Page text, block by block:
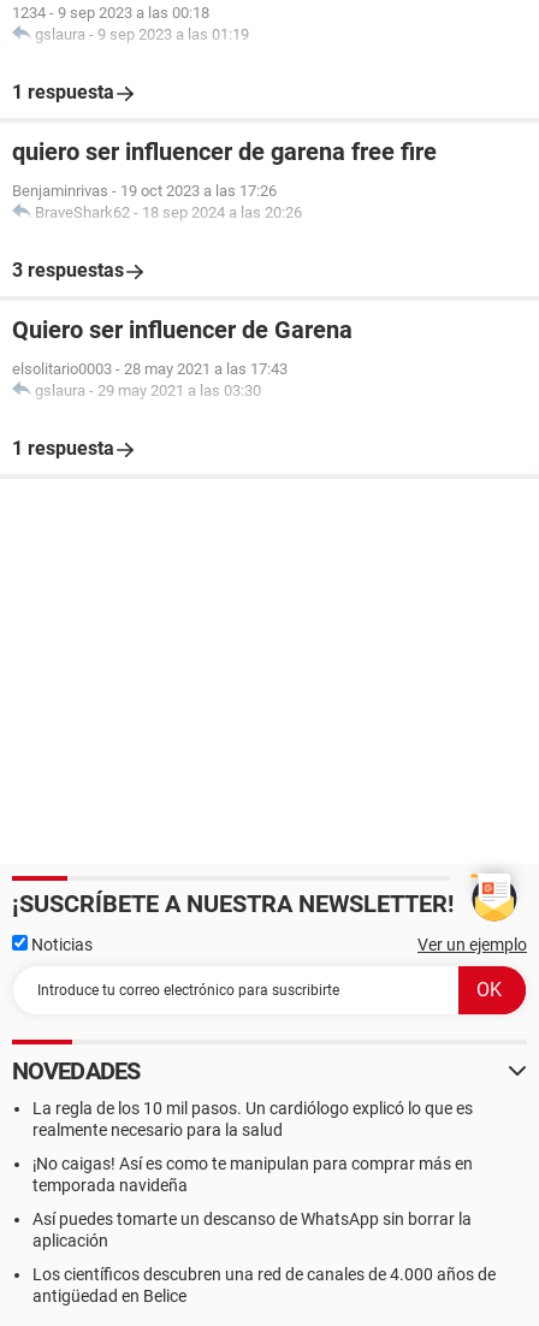
1234 - 9 sep 2023 a las 00:18
gslaura - 9 sep 2023 a las 01:19
1 respuesta
quiero ser influencer de garena free fire
Benjaminrivas - 19 oct 2023 a las 17:26
BraveShark62 - 18 sep 2024 a las 20:26
3 respuestas
Quiero ser influencer de Garena
elsolitario0003 - 28 may 2021 a las 17:43
gslaura - 29 may 2021 a las 03:30
1 respuesta
¡SUSCRÍBETE A NUESTRA NEWSLETTER!
Noticias Ver un ejemplo
NOVEDADES
La regla de los 10 mil pasos. Un cardiólogo explicó lo que es
realmente necesario para la salud
¡No caigas! Así es como te manipulan para comprar más en
temporada navideña
Así puedes tomarte un descanso de WhatsApp sin borrar la
aplicación
Los científicos descubren una red de canales de 4.000 años de
antigüedad en Belice